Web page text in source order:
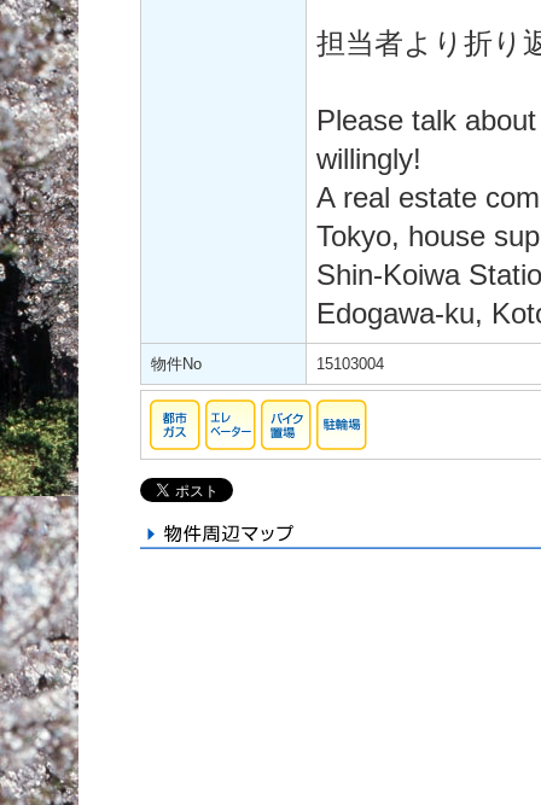
担当者より折り
Please talk
willingly!
A real estate
Tokyo, house
Shin-Koiwa
Edogawa-ku,
物件No 15103004